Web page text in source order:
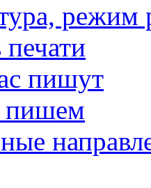
режим
пишут